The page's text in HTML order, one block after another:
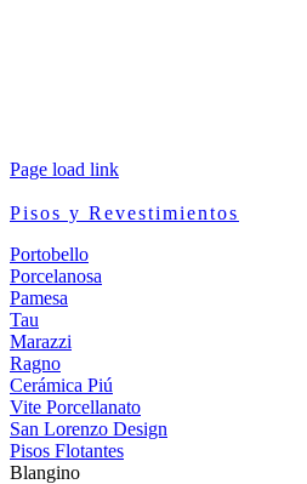
Page load link
Pisos y Revestimientos
Portobello
Porcelanosa
Pamesa
Tau
Marazzi
Ragno
Cerámica Piú
Vite Porcellanato
San Lorenzo Design
Pisos Flotantes
Blangino